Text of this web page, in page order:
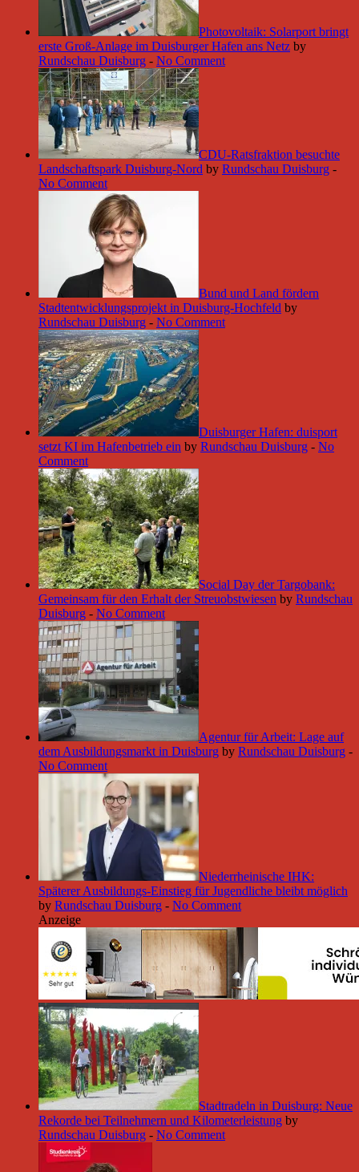
Photovoltaik: Solarport bringt
erste Groß-Anlage im Duisburger Hafen ans Netz by
Rundschau Duisburg - No Comment
CDU-Ratsfraktion besuchte
Landschaftspark Duisburg-Nord by Rundschau Duisburg -
No Comment
Bund und Land fördern
Stadtentwicklungsprojekt in Duisburg-Hochfeld by
Rundschau Duisburg - No Comment
Duisburger Hafen: duisport
setzt KI im Hafenbetrieb ein by Rundschau Duisburg - No
Comment
Social Day der Targobank:
Gemeinsam für den Erhalt der Streuobstwiesen by Rundschau
Duisburg - No Comment
Agentur für Arbeit: Lage auf
dem Ausbildungsmarkt in Duisburg by Rundschau Duisburg -
No Comment
Niederrheinische IHK:
Späterer Ausbildungs-Einstieg für Jugendliche bleibt möglich
by Rundschau Duisburg - No Comment
Anzeige
Stadtradeln in Duisburg: Neue
Rekorde bei Teilnehmern und Kilometerleistung by
Rundschau Duisburg - No Comment